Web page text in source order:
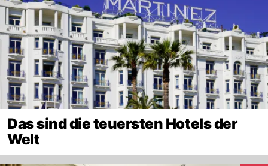
Das sind die teuersten Hotels der
Welt